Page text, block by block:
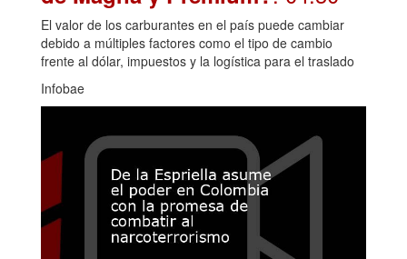
El valor de los carburantes en el país puede cambiar
debido a múltiples factores como el tipo de cambio
frente al dólar, impuestos y la logística para el traslado
Infobae